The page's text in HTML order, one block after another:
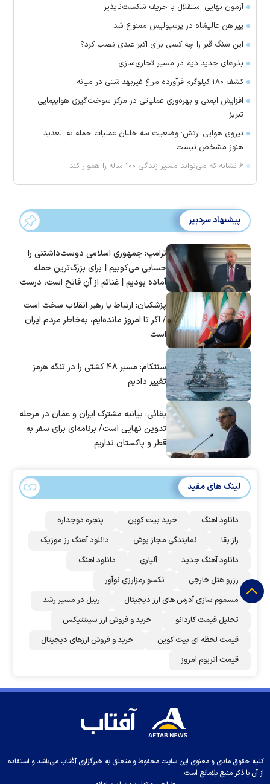
آزمون نهایی استقلال با حریف شکست‌ناپذیر
پیراهن عالیشاه در پرسپولیس ممنوع شد
این سنگ قبر را چه کسی برای اکبر عبدی نصب کرد؟
بذرهای جدید دیم در مسیر تجاری‌سازی
کشف ۱۸۰ کیلوگرم فرآورده‌ مرغ غیربهداشتی در میانه
افزایش ایمنی و بهره‌وری عملیاتی در مرکز سوخت‌گیری هواپیمایی
تبریز
نیروی هوایی ارتش: وضعیت سه خلبان عملیات حمله به العدید
هنوز مشخص نیست
۶ نشانه که می‌تواند مسیر زندگی ۱۰۰ ساله را هموار کند
پیشنهاد سردبیر
ترامپ: جمهوری اسلامی دوست‌داشتنی را
حسابی می‌کوبیم | برای بزرگ‌ترین حمله
آماده بودیم | غنائم از آنِ فاتح است، درست
پزشکیان: ارتباط با رهبر انقلاب سخت است
/ اگر تا امروز مانده‌ایم، به‌خاطر مردم ایران
است
سنتکام: مسیر ۴۸ کشتی را در تنگه هرمز
تغییر دادیم
بقائی: بیانیه مشترک ایران و عمان در مرحله
تدوین نهایی است/ برنامه‌ای برای سفر به
قطر و پاکستان نداریم
لینک های مفید
دانلود اهنگ خرید بیت کوین
پنجره دوجداره
راز بقا
نمایندگی مجاز بوش
دانلود آهنگ رز‌ موزیک
دانلود آهنگ جدید
آلپاری
دانلود اهنگ
رزرو هتل خارجی
نکسو رمزارزی نوآور
مسموم سازی آدرس های ارز دیجیتال
ریپل در مسیر رشد
تحلیل قیمت کاردانو
خرید و فروش ارز سینتتیکس
قیمت لحظه ای بیت کوین
خرید و فروش ارزهای دیجیتال
قیمت اتریوم امروز
کلیه حقوق مادی و معنوی این سایت محفوظ و متعلق به خبرگزاری آفتاب می‌باشد و استفاده
از آن با ذکر منبع بلامانع است.